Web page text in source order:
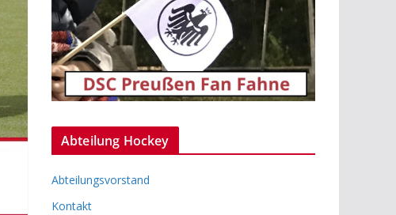
Abteilung Hockey
Abteilungsvorstand
Kontakt